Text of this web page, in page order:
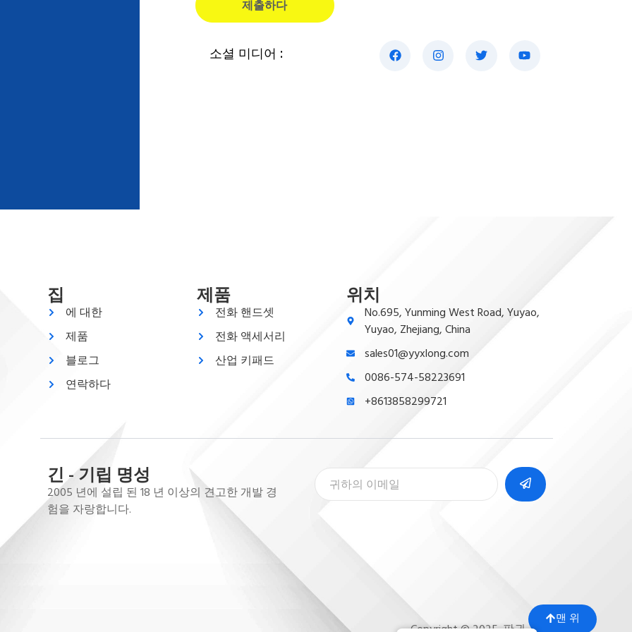
제출하다
소셜 미디어 :
집
에 대한
제품
블로그
연락하다
제품
전화 핸드셋
전화 액세서리
산업 키패드
위치
No.695, Yunming West Road, Yuyao,
Yuyao, Zhejiang, China
sales01@yyxlong.com
0086-574-58223691
+8613858299721
긴 - 기립 명성
2005 년에 설립 된 18 년 이상의 견고한 개발 경
험을 자랑합니다.
맨 위